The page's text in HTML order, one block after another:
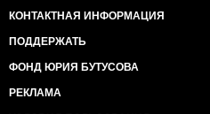
КОНТАКТНАЯ ИНФОРМАЦИЯ
ПОДДЕРЖАТЬ
ФОНД ЮРИЯ БУТУСОВА
РЕКЛАМА